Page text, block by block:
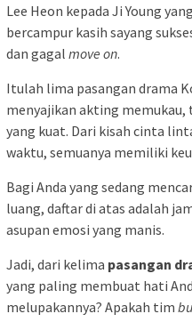
Lee Heon kepada Ji Young
bercampur kasih sayang
dan gagal move on.
Itulah lima pasangan drama
menyajikan akting memukau,
yang kuat. Dari kisah cinta
waktu, semuanya memiliki
Bagi Anda yang sedang
luang, daftar di atas adalah
asupan emosi yang manis.
Jadi, dari kelima pasangan
yang paling membuat hati
melupakannya? Apakah tim